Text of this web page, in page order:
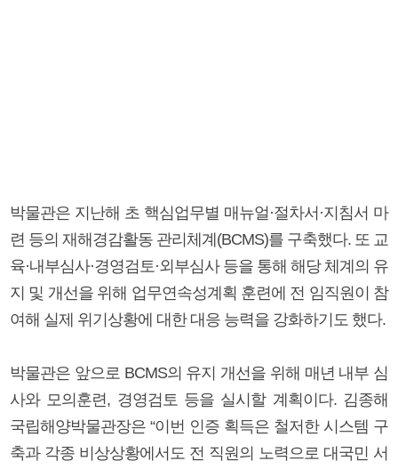
박물관은 지난해 초 핵심업무별 매뉴얼·절차서·지침서 마
련 등의 재해경감활동 관리체계(BCMS)를 구축했다. 또 교
육·내부심사·경영검토·외부심사 등을 통해 해당 체계의 유
지 및 개선을 위해 업무연속성계획 훈련에 전 임직원이 참
여해 실제 위기상황에 대한 대응 능력을 강화하기도 했다.
박물관은 앞으로 BCMS의 유지 개선을 위해 매년 내부 심
사와 모의훈련, 경영검토 등을 실시할 계획이다. 김종해
국립해양박물관장은 “이번 인증 획득은 철저한 시스템 구
축과 각종 비상상황에서도 전 직원의 노력으로 대국민 서